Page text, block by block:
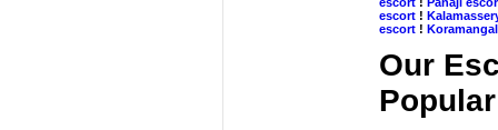
escort !
escort !
Our